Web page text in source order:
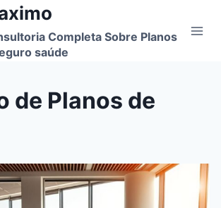
Completa Sobre Planos
saúde
de Planos de